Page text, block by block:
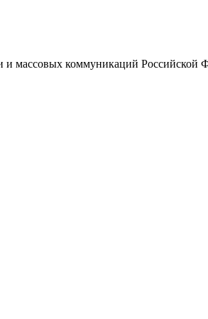
и массовых коммуникаций Российской